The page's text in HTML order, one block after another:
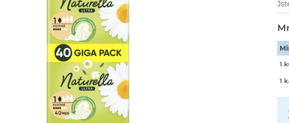
1
1